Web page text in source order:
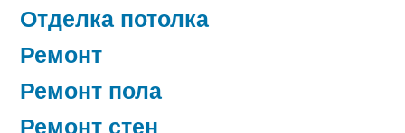
Отделка потолка
Ремонт
Ремонт пола
Ремонт стен